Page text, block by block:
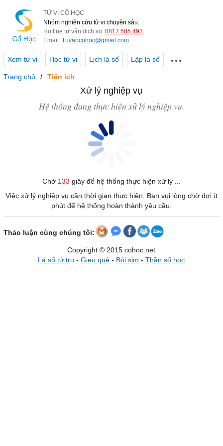
TỬ VI CỔ HỌC
Nhóm nghiên cứu tử vi chuyên sâu.
Hotline tư vấn dịch vụ: 0817.505.493.
Email: Tuvancohoc@gmail.com.
Xem tử vi Học tử vi Lịch lá số Lập lá số
Trang chủ Tiện ích
Xử lý nghiệp vụ
Hệ thống đang thực hiện xử lý nghiệp vụ.
Chờ 133 giây để hệ thống thực hiện xử lý ...
Việc xử lý nghiệp vụ cần thời gian thực hiện. Bạn vui lòng chờ đợi ít
phút để hệ thống hoàn thành yêu cầu.
Thảo luận cùng chúng tôi:
Copyright © 2015 cohoc.net
Lá số tứ trụ -Gieo quẻ - Bói sim -Thần số học